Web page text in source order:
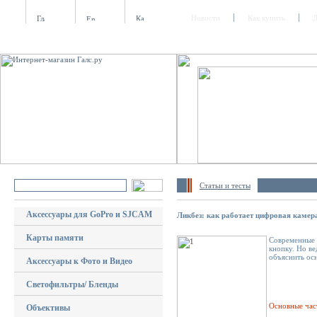
Статьи и тесты
Аксессуары для GoPro и SJCAM
Карты памяти
Аксессуары к Фото и Видео
Светофильтры/ Бленды
Объективы
Ликбез: как работает цифровая
Современные
кнопку. Но
объяснить
Основные